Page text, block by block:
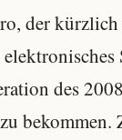
der
des
bekommen.